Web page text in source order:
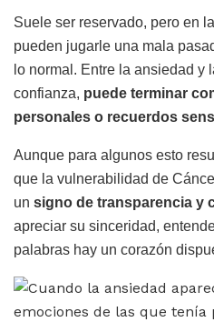
Suele ser reservado, pero en
pueden jugarle una mala
lo normal. Entre la ansiedad y
confianza, puede terminar
personales o recuerdos
Aunque para algunos esto
que la vulnerabilidad de
un signo de transparencia y
apreciar su sinceridad,
palabras hay un corazón